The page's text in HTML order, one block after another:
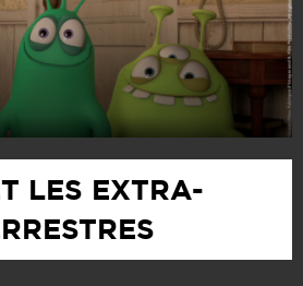
PRATIQUE
AUX IMAGES
LES EXTRA-